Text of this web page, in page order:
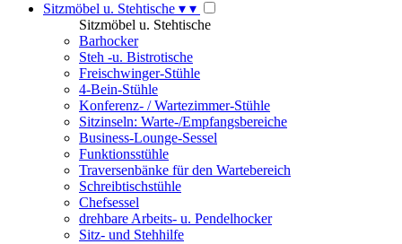
Sitzmöbel u. Stehtische ▾ ▾
Sitzmöbel u. Stehtische
Barhocker
Steh -u. Bistrotische
Freischwinger-Stühle
4-Bein-Stühle
Konferenz- / Wartezimmer-Stühle
Sitzinseln: Warte-/Empfangsbereiche
Business-Lounge-Sessel
Funktionsstühle
Traversenbänke für den Wartebereich
Schreibtischstühle
Chefsessel
drehbare Arbeits- u. Pendelhocker
Sitz- und Stehhilfe